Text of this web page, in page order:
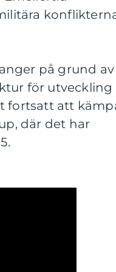
på grund av
för utveckling
fortsatt att
där det har